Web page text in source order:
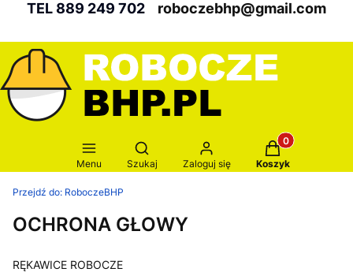
TEL 889 249 702 roboczebhp@gmail.com
Menu
Otwórz wyszukiwarkę
Szukaj Zaloguj się
Produkty w
Koszyk
Przejdź do: RoboczeBHP
OCHRONA GŁOWY
RĘKAWICE ROBOCZE